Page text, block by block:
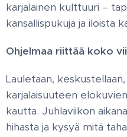
karjalainen kulttuuri –
kansallispukuja ja iloista
Ohjelmaa riittää koko
Lauletaan,
karjalaisuuteen
kautta. Juhlaviikon
hihasta ja kysyä mitä